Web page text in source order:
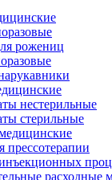
рожениц
нестерильные
стерильные
расходные